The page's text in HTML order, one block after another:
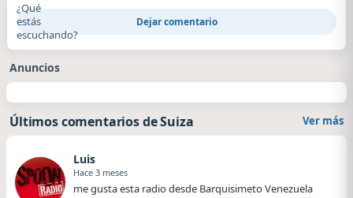
¿Qué
estás
escuchando?
Dejar comentario
Anuncios
Últimos comentarios de Suiza Ver más
Luis
Hace 3 meses
me gusta esta radio desde Barquisimeto Venezuela